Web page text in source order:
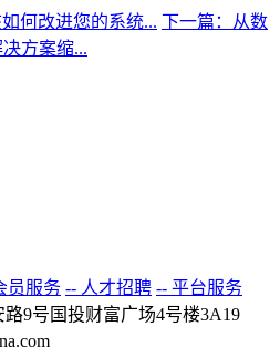
何改进您的系统... 下一篇：从数
方案缩...
员服务 -- 人才招聘 -- 平台服务
9号国投财富广场4号楼3A19